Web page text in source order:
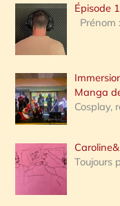
h
e
:
Épisode
Prénom
Manga
Cosplay,
Toujours